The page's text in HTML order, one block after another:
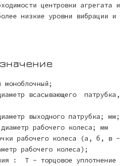
центровки агрегата и
низкие уровни вибрации и
моноблочный;
всасывающего патрубка,
выходного патрубка; мм;
рабочего колеса; мм
рабочего колеса (а, б, в -
рабочего колеса);
: Т - торцовое уплотнение